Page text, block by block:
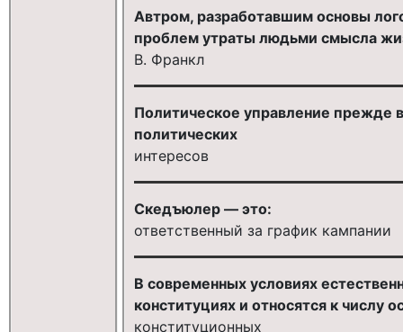
Автром, разработавшим основы
проблем утраты людьми смысла
В. Франкл
Политическое управление прежде
политических
интересов
Скедъюлер — это:
ответственный за график кампании
В современных условиях
конституциях и относятся к числу
конституционных